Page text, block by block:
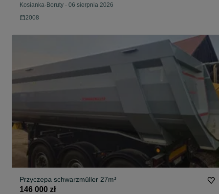
Kosianka-Boruty - 06 sierpnia 2026
2008
Przyczepa schwarzmüller 27m³
146 000 zł